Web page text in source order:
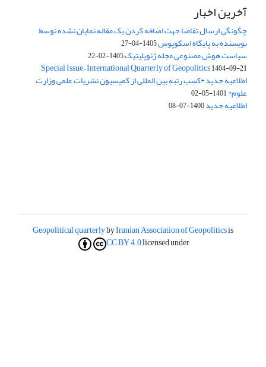
آخرین اخبار
چگونگی ارسال تقاضا جهت اضافه کردن یک مقاله نمایان نشده توسط
نویسنده به پایگاه اسکوپوس1405-04-27
سیاست هوش مصنوعی مجله ژئوپلیتیک1405-02-22
Special Issue – International Quarterly of Geopolitics1404-09-21
اطلاعیه جدید *کسب رتبه بین المللی از کمیسیون نشریات علمی وزارت
علوم*1401-05-02
اطلاعیه جدید1400-07-08
Geopolitical quarterlybyIranian Association of Geopoliticsis
licensed under
CC BY 4.0